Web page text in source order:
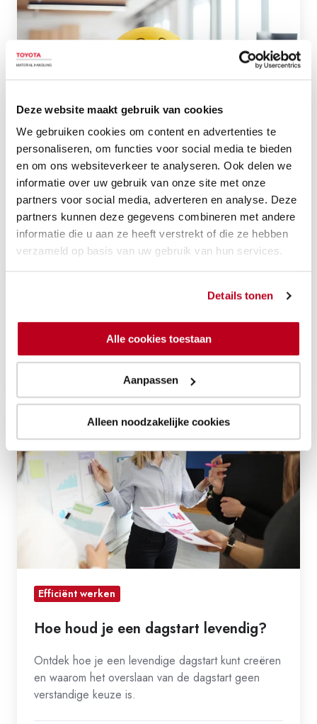
Deze website maakt gebruik van cookies
We gebruiken cookies om content en advertenties te
personaliseren, om functies voor social media te bieden
en om ons websiteverkeer te analyseren. Ook delen we
informatie over uw gebruik van onze site met onze
partners voor social media, adverteren en analyse. Deze
partners kunnen deze gegevens combineren met andere
informatie die u aan ze heeft verstrekt of die ze hebben
verzameld op basis van uw gebruik van hun services.
Details tonen
Alle cookies toestaan
Aanpassen
Alleen noodzakelijke cookies
essentiële
tips
om
tijd
ruimte
te
besparen
met
lean
management
Efficiënt werken
Vier essentiële tips om tijd en ruimte
te besparen met lean management
Ontdek hoe lean management je kan helpen om tijd
en ruimte te besparen. Lees dit artikel en leer vier
essentiële tips om efficiënter te werken en een
15 augustus 2023 2 min leestijd
je
een
dagstart
levendig?
Efficiënt werken
Hoe houd je een dagstart levendig?
Ontdek hoe je een levendige dagstart kunt creëren
en waarom het overslaan van de dagstart geen
verstandige keuze is.